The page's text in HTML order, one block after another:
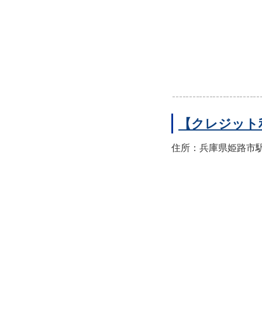
【クレジッ
住所：兵庫県姫路市